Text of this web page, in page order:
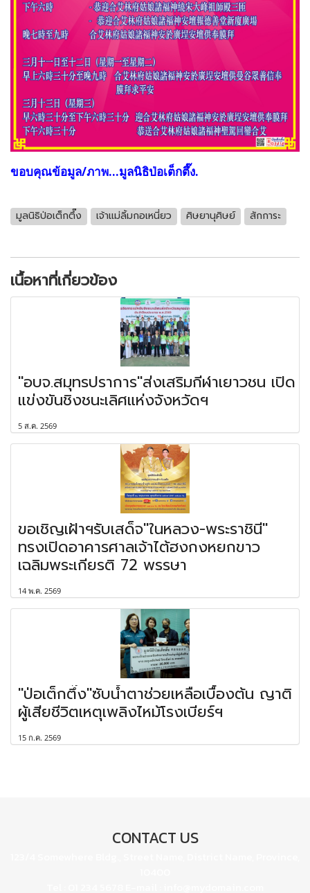
ขอบคุณข้อมูล/ภาพ...มูลนิธิป่อเต็กตึ๊ง.
มูลนิธิป่อเต็กตึ๊ง เจ้าแม่ลิ้มกอเหนี่ยว ศิษยานุศิษย์ สักการะ
เนื้อหาที่เกี่ยวข้อง
"อบจ.สมุทรปราการ"ส่งเสริมกีฬาเยาวชน เปิด
แข่งขันชิงชนะเลิศแห่งจังหวัดฯ
5 ส.ค. 2569
ขอเชิญเฝ้าฯรับเสด็จ"ในหลวง-พระราชินี"
ทรงเปิดอาคารศาลเจ้าไต้ฮงกงหยกขาว
เฉลิมพระเกียรติ 72 พรรษา
14 พ.ค. 2569
"ป่อเต็กตึ๊ง"ซับน้ำตาช่วยเหลือเบื้องต้น ญาติ
ผู้เสียชีวิตเหตุเพลิงไหม้โรงเบียร์ฯ
15 ก.ค. 2569
CONTACT US